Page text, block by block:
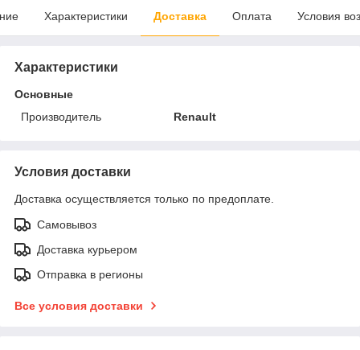
Характеристики Доставка Оплата Условия
Характеристики
Основные
Производитель
Renault
Условия доставки
Доставка осуществляется только по предоплате.
Самовывоз
Доставка курьером
Отправка в регионы
Все условия доставки